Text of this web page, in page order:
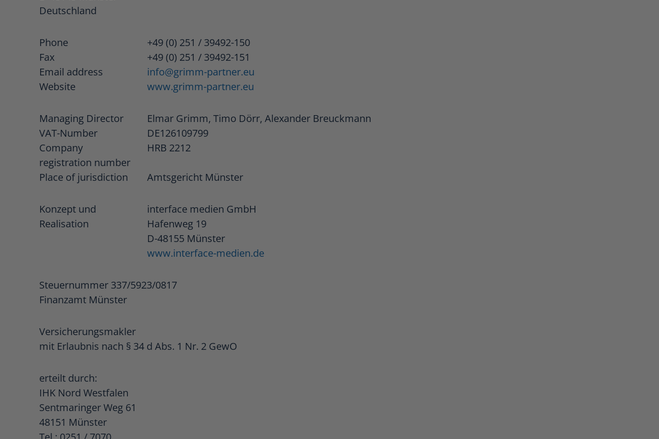
Deutschland
Phone
+49 (0) 251 / 39492-150
Fax
+49 (0) 251 / 39492-151
Email address
info@grimm-partner.eu
Website
www.grimm-partner.eu
Managing Director
Elmar Grimm, Timo Dörr, Alexander Breuckmann
VAT-Number
DE126109799
Company
registration number
HRB 2212
Place of jurisdiction Amtsgericht Münster
Konzept und
Realisation
interface medien GmbH
Hafenweg 19
D-48155 Münster
www.interface-medien.de
Steuernummer 337/5923/0817
Finanzamt Münster
Versicherungsmakler
mit Erlaubnis nach § 34 d Abs. 1 Nr. 2 GewO
erteilt durch:
IHK Nord Westfalen
Sentmaringer Weg 61
48151 Münster